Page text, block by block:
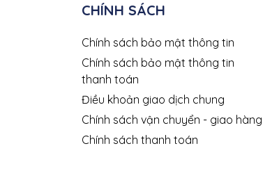
CHÍNH SÁCH
Chính sách bảo mật thông tin
Chính sách bảo mật thông tin
thanh toán
Điều khoản giao dịch chung
Chính sách vận chuyển - giao hàng
Chính sách thanh toán